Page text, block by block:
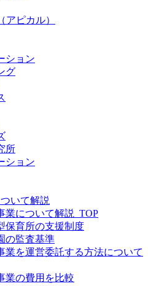
アピカル）
ション
グ
所
ション
いて解説
業について解説_TOP
保育所の支援制度
の監査基準
業を運営委託する方法について
業の費用を比較